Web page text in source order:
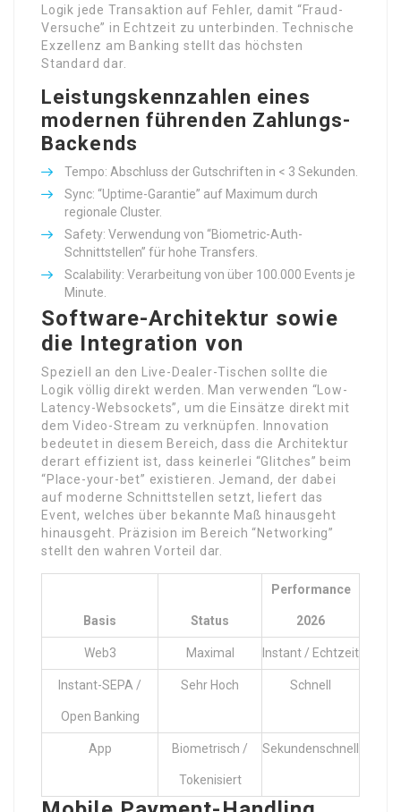
Logik jede Transaktion auf Fehler, damit “Fraud-
Versuche” in Echtzeit zu unterbinden. Technische
Exzellenz am Banking stellt das höchsten
Standard dar.
Leistungskennzahlen eines
modernen führenden Zahlungs-
Backends
Tempo: Abschluss der Gutschriften in < 3 Sekunden.
Sync: “Uptime-Garantie” auf Maximum durch
regionale Cluster.
Safety: Verwendung von “Biometric-Auth-
Schnittstellen” für hohe Transfers.
Scalability: Verarbeitung von über 100.000 Events je
Minute.
Software-Architektur sowie
die Integration von
Speziell an den Live-Dealer-Tischen sollte die
Logik völlig direkt werden. Man verwenden “Low-
Latency-Websockets”, um die Einsätze direkt mit
dem Video-Stream zu verknüpfen. Innovation
bedeutet in diesem Bereich, dass die Architektur
derart effizient ist, dass keinerlei “Glitches” beim
“Place-your-bet” existieren. Jemand, der dabei
auf moderne Schnittstellen setzt, liefert das
Event, welches über bekannte Maß hinausgeht
hinausgeht. Präzision im Bereich “Networking”
stellt den wahren Vorteil dar.
Basis Status
Performance
2026
Web3 Maximal Instant / Echtzeit
Instant-SEPA /
Open Banking
Sehr Hoch Schnell
App Biometrisch /
Tokenisiert
Sekundenschnell